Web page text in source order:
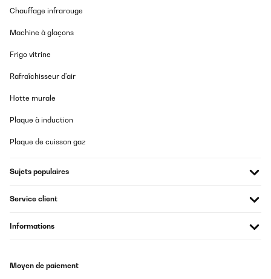
Chauffage infrarouge
Machine à glaçons
Frigo vitrine
Rafraîchisseur d'air
Hotte murale
Plaque à induction
Plaque de cuisson gaz
Sujets populaires
Service client
Informations
Moyen de paiement